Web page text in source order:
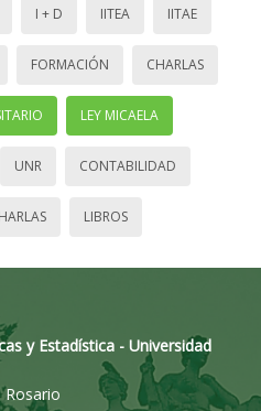
I + D IITEA IITAE
FORMACIÓN CHARLAS
LEY MICAELA
UNR CONTABILIDAD
LIBROS
y Estadística - Universidad
Rosario